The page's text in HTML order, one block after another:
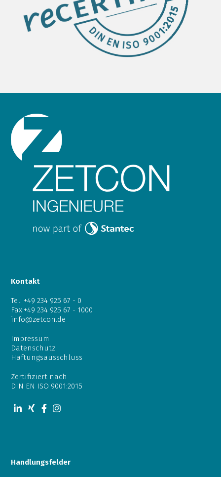
Kontakt
Tel: +49 234 925 67 - 0
Fax:+49 234 925 67 - 1000
info@zetcon.de
Impressum
Datenschutz
Haftungsausschluss
Zertifiziert nach
DIN EN ISO 9001:2015
Handlungsfelder